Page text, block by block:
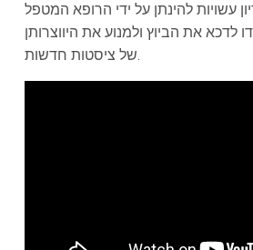
עשויות להינתן על ידי הרופא המטפל
לדכא את הביוץ ולמנוע את היווצרותן
של ציסטות חדשות.